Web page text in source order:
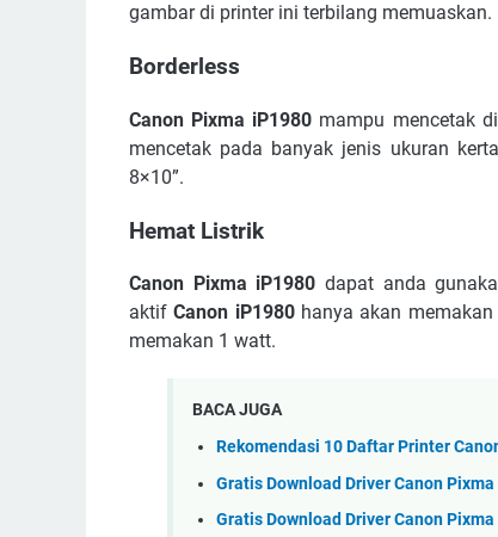
gambar di printer ini terbilang memuaskan.
Borderless
Canon Pixma iP1980 mampu mencetak
mencetak pada banyak jenis ukuran
8×10”.
Hemat Listrik
Canon Pixma iP1980 dapat anda
aktifCanon iP1980hanya akan memakan
memakan 1 watt.
BACA JUGA
Rekomendasi 10 Daftar Printer
Gratis Download Driver Canon
Gratis Download Driver Canon